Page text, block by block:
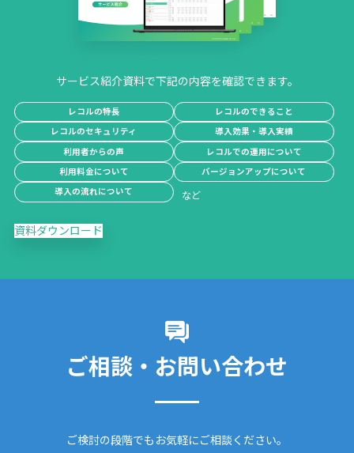
サービス紹介資料で下記の内容を確認できます。
レコルの特長
レコルのできること
レコルのセキュリティ
導入効果・導入実績
利用者からの声
レコルでの運用について
利用料金について
バージョンアップについて
導入の流れについて
資料ダウンロード
ご相談・お問い合わせ
ご検討の段階でもお気軽にご相談ください。